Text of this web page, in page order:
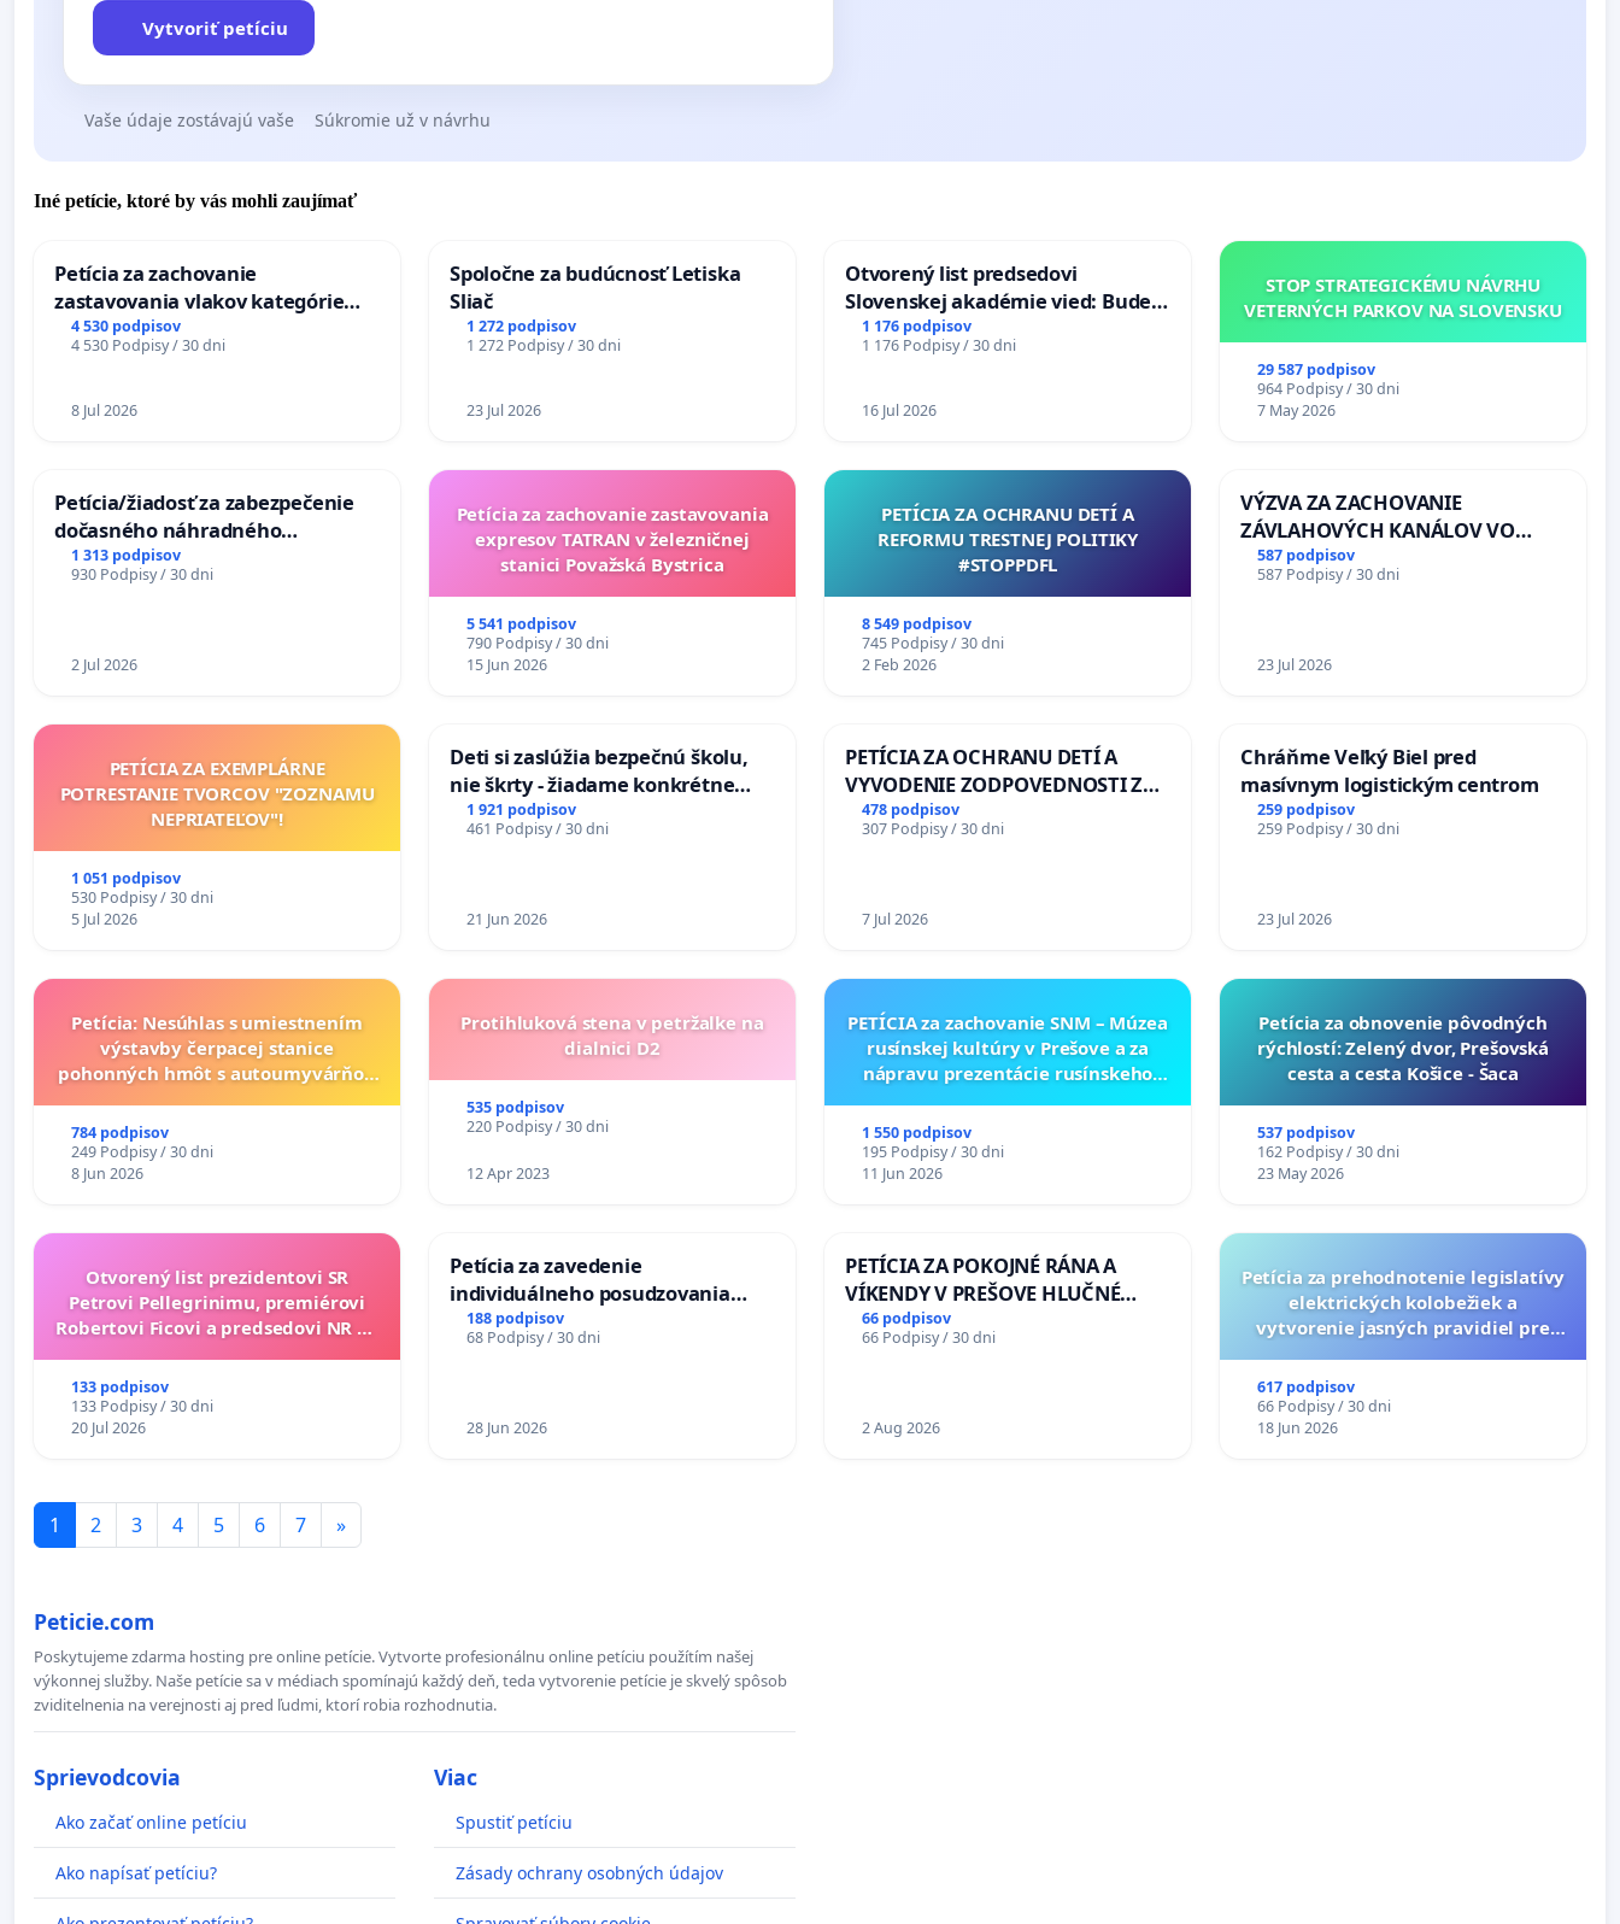
Vytvoriť petíciu
Vaše údaje zostávajú vaše Súkromie už v návrhu
Iné petície, ktoré by vás mohli zaujímať
Petícia za zachovanie
zastavovania vlakov kategórie
Expres (Ex) TATRAN v železničnej
stanici Púchov
4 530 podpisov
4 530 Podpisy / 30 dni
8 Jul 2026
Spoločne za budúcnosť Letiska
Sliač
1 272 podpisov
1 272 Podpisy / 30 dni
23 Jul 2026
Otvorený list predsedovi
Slovenskej akadémie vied: Bude
mať Vízia Slovenska 2040 mravnú
chrbticu?
1 176 podpisov
1 176 Podpisy / 30 dni
16 Jul 2026
STOP STRATEGICKÉMU NÁVRHU
VETERNÝCH PARKOV NA SLOVENSKU
29 587 podpisov
964 Podpisy / 30 dni
7 May 2026
Petícia/žiadosť za zabezpečenie
dočasného náhradného
premostenia Váhu počas úplnej
uzávery Vážskeho mosta v
1 313 podpisov
930 Podpisy / 30 dni
2 Jul 2026
Petícia za zachovanie zastavovania
expresov TATRAN v železničnej
stanici Považská Bystrica
5 541 podpisov
790 Podpisy / 30 dni
15 Jun 2026
PETÍCIA ZA OCHRANU DETÍ A
REFORMU TRESTNEJ POLITIKY
#STOPPDFL
8 549 podpisov
745 Podpisy / 30 dni
2 Feb 2026
VÝZVA ZA ZACHOVANIE
ZÁVLAHOVÝCH KANÁLOV VO
VÝLUČNOM VLASTNÍCTVE A POD
KONTROLOU SLOVENSKEJ
a odvodňovacích kanálov na
587 podpisov
587 Podpisy / 30 dni
23 Jul 2026
PETÍCIA ZA EXEMPLÁRNE
POTRESTANIE TVORCOV "ZOZNAMU
NEPRIATEĽOV"!
1 051 podpisov
530 Podpisy / 30 dni
5 Jul 2026
Deti si zaslúžia bezpečnú školu,
nie škrty - žiadame konkrétne
opatrenia na zlepšenie situácie v
školstve
1 921 podpisov
461 Podpisy / 30 dni
21 Jun 2026
PETÍCIA ZA OCHRANU DETÍ A
VYVODENIE ZODPOVEDNOSTI ZA
DLHOROČNÚ NEČINNOSŤ A
ZLYHANIE ŠTÁTU
478 podpisov
307 Podpisy / 30 dni
7 Jul 2026
Chráňme Veľký Biel pred
masívnym logistickým centrom
259 podpisov
259 Podpisy / 30 dni
23 Jul 2026
Petícia: Nesúhlas s umiestnením
výstavby čerpacej stanice
pohonných hmôt s autoumyvárňou
Grob - Čierna Voda
784 podpisov
249 Podpisy / 30 dni
8 Jun 2026
Protihluková stena v petržalke na
dialnici D2
535 podpisov
220 Podpisy / 30 dni
12 Apr 2023
PETÍCIA za zachovanie SNM – Múzea
rusínskej kultúry v Prešove a za
nápravu prezentácie rusínskeho
Múzeu ukrajinskej kultúry vo
Svidníku
1 550 podpisov
195 Podpisy / 30 dni
11 Jun 2026
​Petícia za obnovenie pôvodných
rýchlostí: Zelený dvor, Prešovská
cesta a cesta Košice - Šaca
537 podpisov
162 Podpisy / 30 dni
23 May 2026
Otvorený list prezidentovi SR
Petrovi Pellegrinimu, premiérovi
Robertovi Ficovi a predsedovi NR SR
133 podpisov
133 Podpisy / 30 dni
20 Jul 2026
Petícia za zavedenie
individuálneho posudzovania
zdravotnej spôsobilosti osôb s
diabetom 1. a 2. typu pri prijímaní
188 podpisov
68 Podpisy / 30 dni
28 Jun 2026
PETÍCIA ZA POKOJNÉ RÁNA A
VÍKENDY V PREŠOVE HLUČNÉ
STAVEBNÉ PRÁCE V SOBOTU LEN
OD 9.00 DO 13.00 HOD., CEZ
KONTROLA STAVBY C-AREA NA
66 podpisov
66 Podpisy / 30 dni
2 Aug 2026
Petícia za prehodnotenie legislatívy
elektrických kolobežiek a
vytvorenie jasných pravidiel pre
617 podpisov
66 Podpisy / 30 dni
18 Jun 2026
1 2 3 4 5 6 7 »
Peticie.com
Poskytujeme zdarma hosting pre online petície. Vytvorte profesionálnu online petíciu použítím našej
výkonnej služby. Naše petície sa v médiach spomínajú každý deň, teda vytvorenie petície je skvelý spôsob
zviditelnenia na verejnosti aj pred ľudmi, ktorí robia rozhodnutia.
Sprievodcovia
Ako začať online petíciu
Ako napísať petíciu?
Viac
Spustiť petíciu
Zásady ochrany osobných údajov